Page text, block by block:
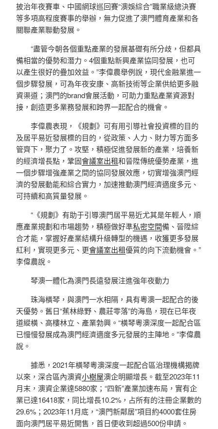
披治年夜賽車、中國網球巡回賽“澳娛綜合”職業級總決賽
等多項高程度賽事的舉辦，無力促進了澳門體育產業和各
關聯產業聯動發展。
“盡管今朝各個重點產業的發展基礎有所分歧，但都具
備相當的優勢和潛力。4個重點新興產業協同發展，也可
以產生很好的疊加效益。”李偉農舉例說，現代金融業進一
個步驟發展，可為年夜安康、高新技術等企業供給更多融
資渠道；澳門的brand會展活動，可助力重點產業資源對
接，創造更多業務發展和跨界一起配合的機會。
李偉農表現，《規劃》可有用引導社會投資標的目的
及居平易近發展標的目的，從政策、人力、財力等方面多
管齊下，聚力了。攻堅，積極促進發展新的產業，培養新
的經濟增長點，鞏固會議室出租和晉陞傳統優勢產業，進
一個步驟增強產業之間的協同發展效應，切實增強澳門經
濟的發展動能和綜合實力，加速推動澳門經濟適度多元、
可持續和高質量發展。
“《規劃》有助于引導澳門居平易近尤其是年輕人，順
應產業規劃和市場趨勢，積極做好準私密空間備、晉陞綜
合才能，掌握好產業結構升級轉型的機遇，收獲更多發展
紅利，實現更多元、更會議室出租優質的向下流動機會。”
李偉農說。
琴澳一體化為澳門長遠發展注進強年夜動力
珠海橫琴，與澳門一水相隔，具有粵澳一起配合的後
天優勢。舊日“蕉林綠野、農莊零落”的海島，現在已年夜
道縱橫、高樓林立、產業勃興。“橫琴粵澳深度一起配合區
已慢慢發展成為澳門經濟適度多元發展的主陣地。”李偉農
說。
據悉，2021年橫琴粵澳深度一起配合區治理機構揭牌
以來，深合區內澳資小樹屋澳企明顯增長。截至2023年11
月末，澳資企業達5880家；“四新”產業加速布局，實有企
業已達16418家，同比增長10.2%，占所有的注冊企業數的
29.6%；2023年11月底，“澳門新鄰居”項目約4000套住房
面向澳門居平易近開售，首日便收到超過500份申請。